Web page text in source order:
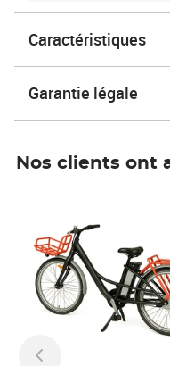
Caractéristiques
Garantie légale
Nos clients ont